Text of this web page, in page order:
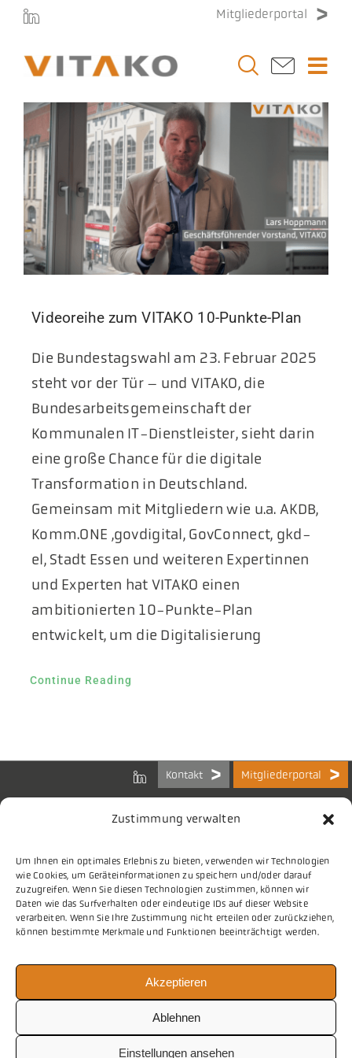
Zustimmung verwalten
Um Ihnen ein optimales Erlebnis zu bieten, verwenden wir Technologien
wie Cookies, um Geräteinformationen zu speichern und/oder darauf
zuzugreifen. Wenn Sie diesen Technologien zustimmen, können wir
Daten wie das Surfverhalten oder eindeutige IDs auf dieser Website
verarbeiten. Wenn Sie Ihre Zustimmung nicht erteilen oder zurückziehen,
können bestimmte Merkmale und Funktionen beeinträchtigt werden.
Akzeptieren
Ablehnen
Einstellungen ansehen
Zum
springen
Mitgliederportal
Vitako
Themen
Stellenmarkt
Veranstaltungen
Presse
Videoreihe zum VITAKO 10-Punkte-Plan
Die Bundestagswahl am 23. Februar 2025
steht vor der Tür – und VITAKO, die
Bundesarbeitsgemeinschaft der
Kommunalen IT-Dienstleister, sieht darin
eine große Chance für die digitale
Transformation in Deutschland.
Gemeinsam mit Mitgliedern wie u.a. AKDB,
Komm.ONE ,govdigital, GovConnect, gkd-
el, Stadt Essen und weiteren Expertinnen
und Experten hat VITAKO einen
ambitionierten 10-Punkte-Plan
entwickelt, um die Digitalisierung
Continue Reading
Kontakt Mitgliederportal
Bundes-Arbeitsgemeinschaft
der Kommunalen IT-Dienstleister e.V.
Charlottenstraße 65
10117 Berlin
Tel.030 2063 156 0
info@vitako.de